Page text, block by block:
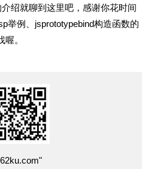
绍就聊到这里吧，感谢你花时间
举例、jsprototypebind构造函数的
。